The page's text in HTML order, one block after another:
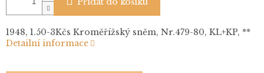
1948, 1.50-3Kčs Kroměřížský sněm, Nr.479-80, KL+KP, **
Detailní informace